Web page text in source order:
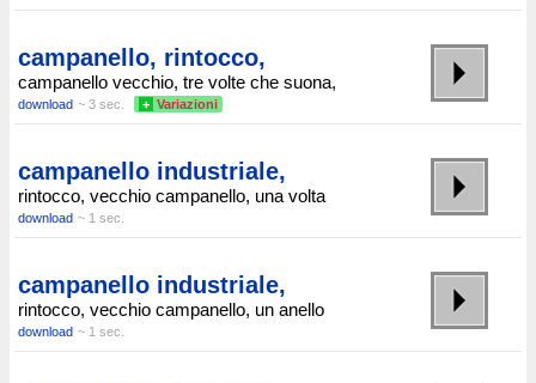
campanello, rintocco,
campanello vecchio, tre volte che suona,
download ~ 3 sec. + Variazioni
campanello industriale,
rintocco, vecchio campanello, una volta
download ~ 1 sec.
campanello industriale,
rintocco, vecchio campanello, un anello
download ~ 1 sec.